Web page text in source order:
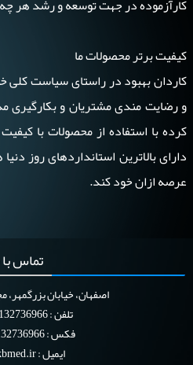
کارآزموده در جهت توسعه و رشد هر
کیفیت برتر محصولات ما
کاردان بهبود در راستای سیاست کلی
و رضایت مندی مشتریان و بکارگیری
کرده با استفاده از محصولات با
دارای بالاترین استانداردهای روز
عرصه ازان خود کند.
تماس
اصفهان، خیابان
تلفن : 3132736966 (0098)
فکس : 3132736966 (0098)
ایمیل :